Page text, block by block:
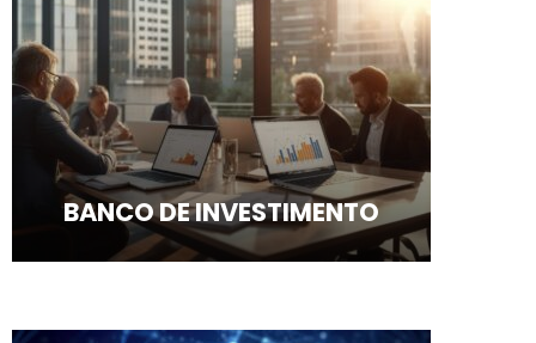
BANCO DE INVESTIMENTO